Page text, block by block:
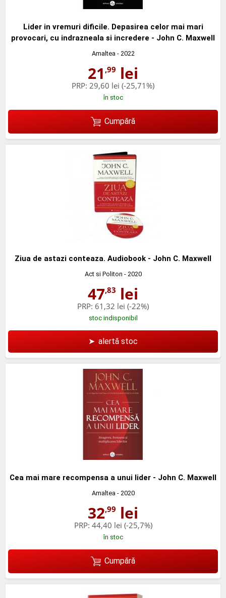
Lider in vremuri dificile. Depasirea celor mai mari
provocari, cu indrazneala si incredere - John C. Maxwell
Amaltea- 2022
21 ,99 lei
PRP: 29,60 lei (-25,71%)
în stoc
Cumpără
Ziua de astazi conteaza. Audiobook - John C. Maxwell
Act si Politon - 2020
47,83 lei
PRP: 61,32 lei (-22%)
stoc indisponibil
➤ alertă stoc
Cea mai mare recompensa a unui lider - John C. Maxwell
Amaltea - 2020
32,99 lei
PRP: 44,40 lei (-25,7%)
în stoc
Cumpără